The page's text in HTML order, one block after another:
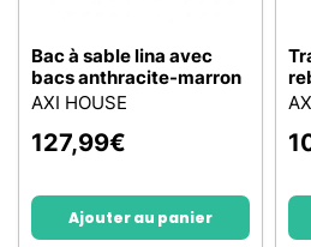
Bac à sable lina avec
bacs anthracite-marron
AXI HOUSE
127,99€
Ajouter au panier